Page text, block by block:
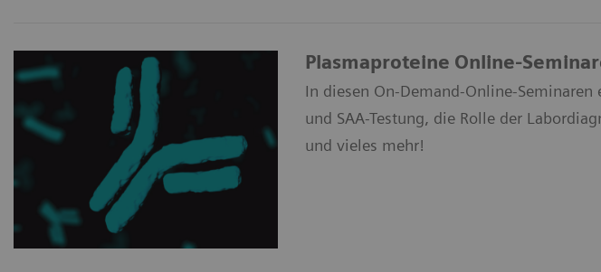
Plasmaproteine Online-
In diesen On-Demand-Online-
und SAA-Testung, die Rolle der
und vieles mehr!